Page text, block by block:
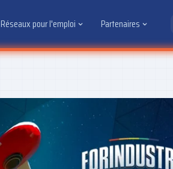
Réseaux pour l'emploi Partenaires